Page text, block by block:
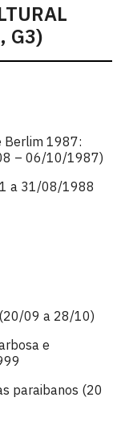
G3)
Berlim 1987:
– 06/10/1987)
a 31/08/1988
09 a 28/10)
e
paraibanos (20